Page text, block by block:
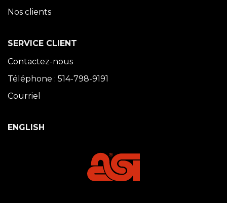
Nos clients
SERVICE CLIENT
Contactez-nous
Téléphone : 514-798-9191
Courriel
ENGLISH